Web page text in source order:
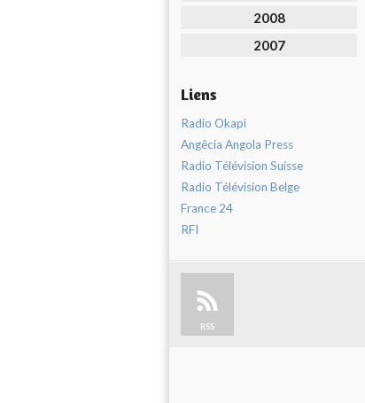
2008
2007
Liens
Radio Okapi
Angêcia Angola Press
Radio Télévision Suisse
Radio Télévision Belge
France 24
RFI
RSS